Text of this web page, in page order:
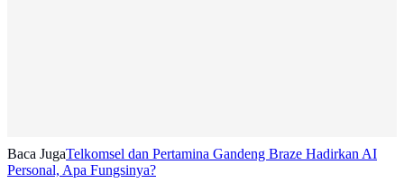
Baca JugaTelkomsel dan Pertamina Gandeng Braze Hadirkan AI
Personal, Apa Fungsinya?